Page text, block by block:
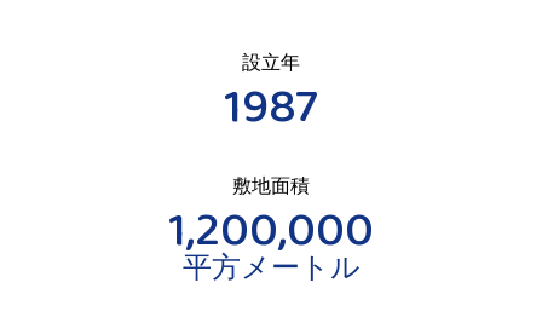
設立年
1987
敷地面積
1,200,000
平方メートル